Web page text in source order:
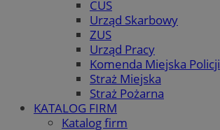
CUS
Urząd Skarbowy
ZUS
Urząd Pracy
Komenda Miejska Policji
Straż Miejska
Straż Pożarna
KATALOG FIRM
Katalog firm